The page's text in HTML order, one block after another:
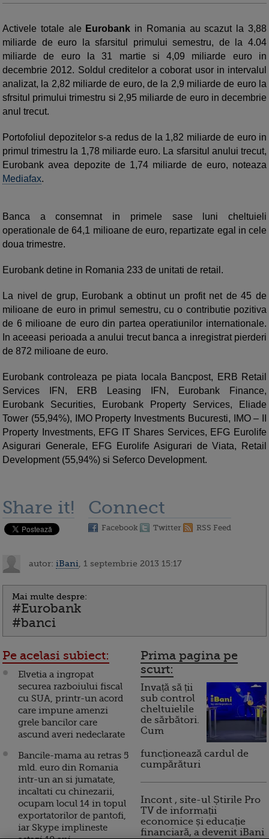
Activele totale ale Eurobank in Romania au scazut la 3,88
miliarde de euro la sfarsitul primului semestru, de la 4.04
miliarde de euro la 31 martie si 4,09 miliarde euro in
decembrie 2012. Soldul creditelor a coborat usor in intervalul
analizat, la 2,82 miliarde de euro, de la 2,9 miliarde de euro la
sfrsitul primului trimestru si 2,95 miliarde de euro in decembrie
anul trecut.
Portofoliul depozitelor s-a redus de la 1,82 miliarde de euro in
primul trimestru la 1,78 miliarde euro. La sfarsitul anului trecut,
Eurobank avea depozite de 1,74 miliarde de euro, noteaza
Mediafax.
Banca a consemnat in primele sase luni cheltuieli
operationale de 64,1 milioane de euro, repartizate egal in cele
doua trimestre.
Eurobank detine in Romania 233 de unitati de retail.
La nivel de grup, Eurobank a obtinut un profit net de 45 de
milioane de euro in primul semestru, cu o contributie pozitiva
de 6 milioane de euro din partea operatiunilor internationale.
In aceeasi perioada a anului trecut banca a inregistrat pierderi
de 872 milioane de euro.
Eurobank controleaza pe piata locala Bancpost, ERB Retail
Services IFN, ERB Leasing IFN, Eurobank Finance,
Eurobank Securities, Eurobank Property Services, Eliade
Tower (55,94%), IMO Property Investments Bucuresti, IMO – II
Property Investments, EFG IT Shares Services, EFG Eurolife
Asigurari Generale, EFG Eurolife Asigurari de Viata, Retail
Development (55,94%) si Seferco Development.
Share it! Connect
Facebook Twitter RSS Feed
autor: iBani , 1 septembrie 2013 15:17
Mai multe despre:
#Eurobank
#banci
Pe acelasi subiect:
Elvetia a ingropat
securea razboiului fiscal
cu SUA, printr-un acord
care impune amenzi
grele bancilor care
ascund averi nedeclarate
Bancile-mama au retras 5
mld. euro din Romania
intr-un an si jumatate,
incaltati cu chinezarii,
ocupam locul 14 in topul
exportatorilor de pantofi,
iar Skype implineste
Prima pagina pe
scurt:
Invață să ții
sub control
cheltuielile
de sărbători.
Cum
funcționează cardul de
cumpărături
Incont , site-ul Știrile Pro
TV de informații
economice și educație
financiară, a devenit iBani